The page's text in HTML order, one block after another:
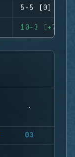
5-5 (0)
10-3 (+7)
03